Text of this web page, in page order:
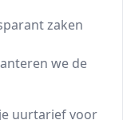
zaken
we de
uurtarief voor